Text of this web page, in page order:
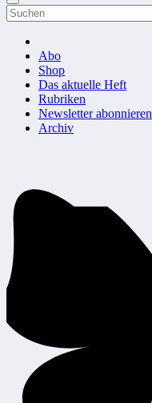
Abo
Shop
Das aktuelle Heft
Rubriken
Newsletter abonnieren
Archiv